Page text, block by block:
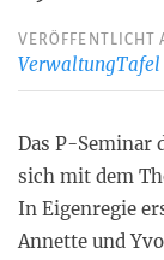
VERÖFFENTLICHT
VerwaltungTafel
Das P-Seminar
sich mit dem
In Eigenregie
Annette und